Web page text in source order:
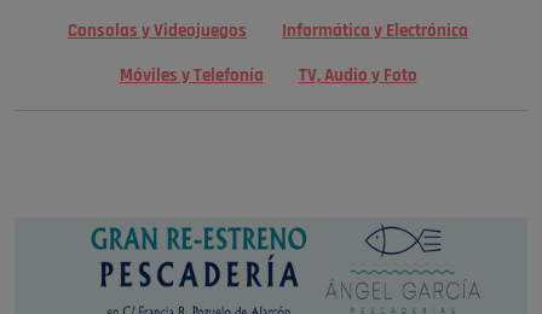
Consolas y Videojuegos Informática y Electrónica
Móviles y Telefonía TV, Audio y Foto